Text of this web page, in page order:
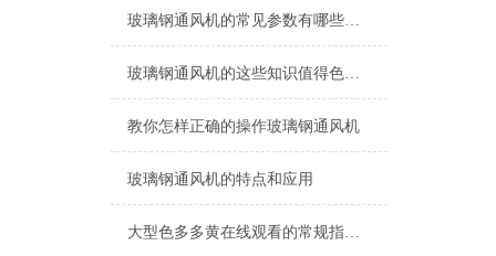
玻璃钢通风机的常见参数有哪些，您都了解吗
玻璃钢通风机的这些知识值得色多多黄色网站下载学习
教你怎样正确的操作玻璃钢通风机
玻璃钢通风机的特点和应用
大型色多多黄在线观看的常规指导用法及维护细节注意